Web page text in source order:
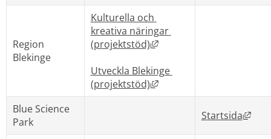
Region
Blekinge
Kulturella och
kreativa näringar
(projektstöd)
Länk till annan
Utveckla Blekinge
(projektstöd)
Länk till annan
Blue Science
Park
Startsida